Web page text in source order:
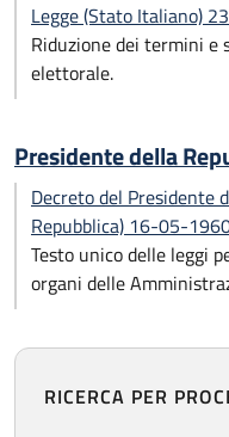
Legge (Stato Italiano)
Riduzione dei termini e
elettorale.
Presidente della
Decreto del Presidente
Repubblica) 16-05-
Testo unico delle leggi
organi delle
RICERCA PER